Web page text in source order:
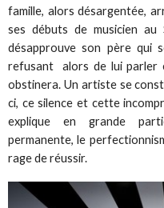
famille, alors désargentée,
ses débuts de musicien
désapprouve son père qui
refusant alors de lui parler
obstinera. Un artiste se
ci, ce silence et cette
explique en grande
permanente, le
rage de réussir.